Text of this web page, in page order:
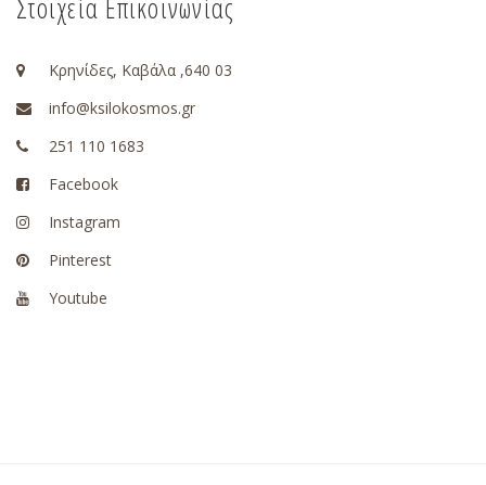
Κρηνίδες, Καβάλα ,640 03
info@ksilokosmos.gr
251 110 1683
Facebook
Instagram
Pinterest
Youtube